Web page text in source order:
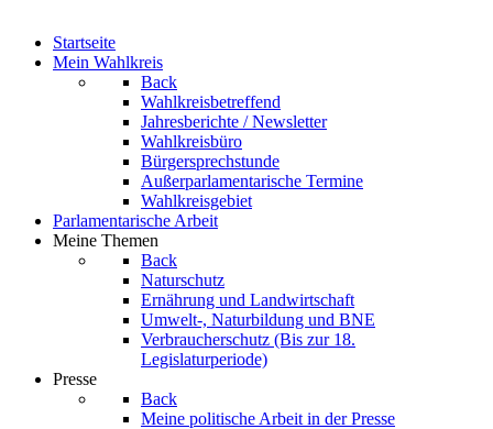
Startseite
Mein Wahlkreis
Back
Wahlkreisbetreffend
Jahresberichte / Newsletter
Wahlkreisbüro
Bürgersprechstunde
Außerparlamentarische Termine
Wahlkreisgebiet
Parlamentarische Arbeit
Meine Themen
Back
Naturschutz
Ernährung und Landwirtschaft
Umwelt-, Naturbildung und BNE
Verbraucherschutz (Bis zur 18.
Legislaturperiode)
Presse
Back
Meine politische Arbeit in der Presse